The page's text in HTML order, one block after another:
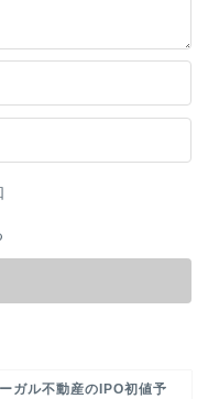
ガル不動産のIPO初値予